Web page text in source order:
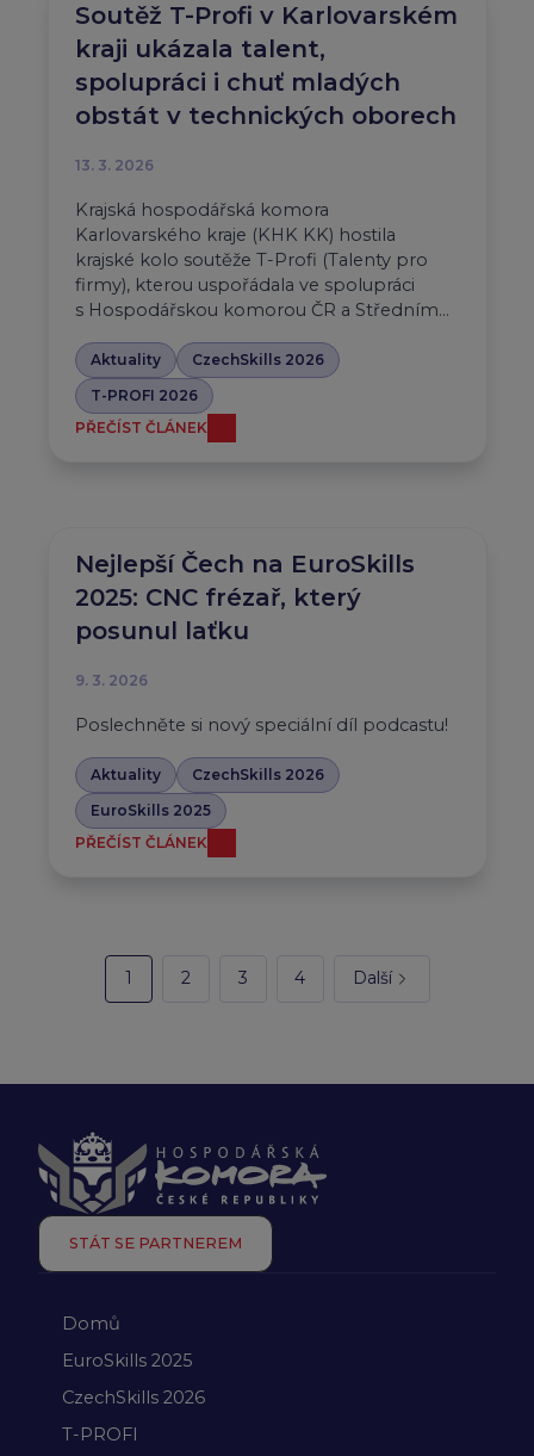
Soutěž T-Profi v Karlovarském
kraji ukázala talent,
spolupráci i chuť mladých
obstát v technických oborech
13. 3. 2026
Krajská hospodářská komora
Karlovarského kraje (KHK KK) hostila
krajské kolo soutěže T-Profi (Talenty pro
firmy), kterou uspořádala ve spolupráci
s Hospodářskou komorou ČR a Středním…
Aktuality
CzechSkills 2026
T-PROFI 2026
PŘEČÍST ČLÁNEK
Nejlepší Čech na EuroSkills
2025: CNC frézař, který
posunul laťku
9. 3. 2026
Poslechněte si nový speciální díl podcastu!
Aktuality
CzechSkills 2026
EuroSkills 2025
PŘEČÍST ČLÁNEK
1 2 3 4 Další
STÁT SE PARTNEREM
Domů
EuroSkills 2025
CzechSkills 2026
T-PROFI